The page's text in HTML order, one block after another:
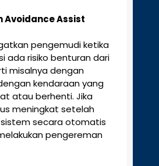
Avoidance Assist
pengemudi ketika
ada risiko benturan dari
misalnya dengan
kendaraan yang
atau berhenti. Jika
meningkat setelah
secara otomatis
pengereman